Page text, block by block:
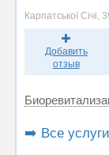
Карпатської Січі,
Добавить
отзыв
➡️ Все